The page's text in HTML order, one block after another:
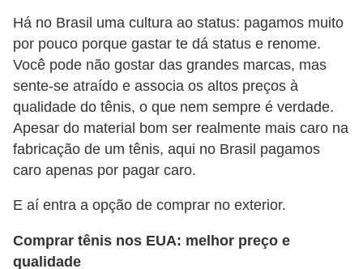
Há no Brasil uma cultura ao status: pagamos muito
por pouco porque gastar te dá status e renome.
Você pode não gostar das grandes marcas, mas
sente-se atraído e associa os altos preços à
qualidade do tênis, o que nem sempre é verdade.
Apesar do material bom ser realmente mais caro na
fabricação de um tênis, aqui no Brasil pagamos
caro apenas por pagar caro.
E aí entra a opção de comprar no exterior.
Comprar tênis nos EUA: melhor preço e
qualidade
o
s
f
í
s
i
c
s
E